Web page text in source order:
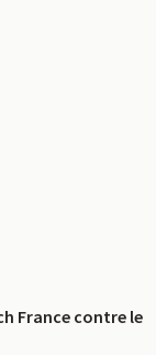
France contre le